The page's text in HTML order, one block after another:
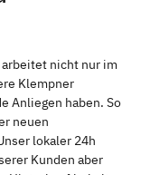
arbeitet nicht nur im
Klempner
Anliegen haben. So
neuen
lokaler 24h
Kunden aber